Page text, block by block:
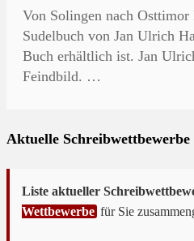
Von Solingen nach Osttimor
Sudelbuch von Jan Ulrich
Buch erhältlich ist. Jan
Feindbild. …
Aktuelle Schreibwettbewerbe
Liste aktueller
Wettbewerbe für Sie